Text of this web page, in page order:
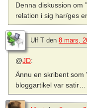
Denna diskussion om
relation i sig har/ges
Ulf T den 8 mars,
@JD:
Ännu en skribent som
bloggartikel var satir…